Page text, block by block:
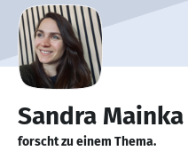
Sandra Mainka
forscht zu einem Thema.